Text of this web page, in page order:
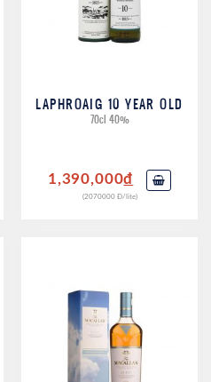
LAPHROAIG 10 YEAR OLD
70cl 40%
1,390,000đ
(2070000 Đ/lite)